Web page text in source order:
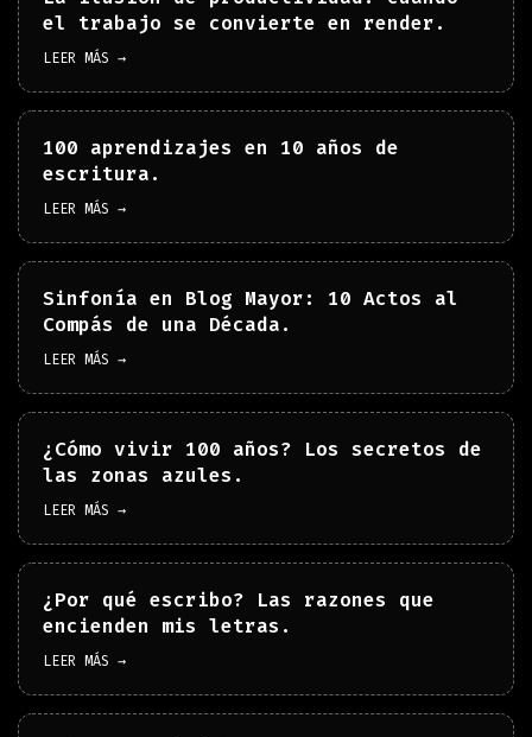
el trabajo se convierte en render.
LEER MÁS →
100 aprendizajes en 10 años de
escritura.
LEER MÁS →
Sinfonía en Blog Mayor: 10 Actos al
Compás de una Década.
LEER MÁS →
¿Cómo vivir 100 años? Los secretos de
las zonas azules.
LEER MÁS →
¿Por qué escribo? Las razones que
encienden mis letras.
LEER MÁS →